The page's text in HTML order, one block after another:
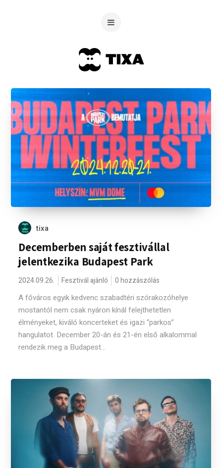
tixa
Decemberben saját fesztivállal
jelentkezika Budapest Park
2024.09.26. Fesztivál ajánló 0 hozzászólás
A főváros egyik kedvenc szabadtéri szórakozóhelye
mostantól nem csak nyáron kínál felejthetetlen
élményeket, kiváló koncerteket és igazi “parkos”
hangulatot. December 20-án és 21-én első alkalommal
rendezik meg a Budapest...